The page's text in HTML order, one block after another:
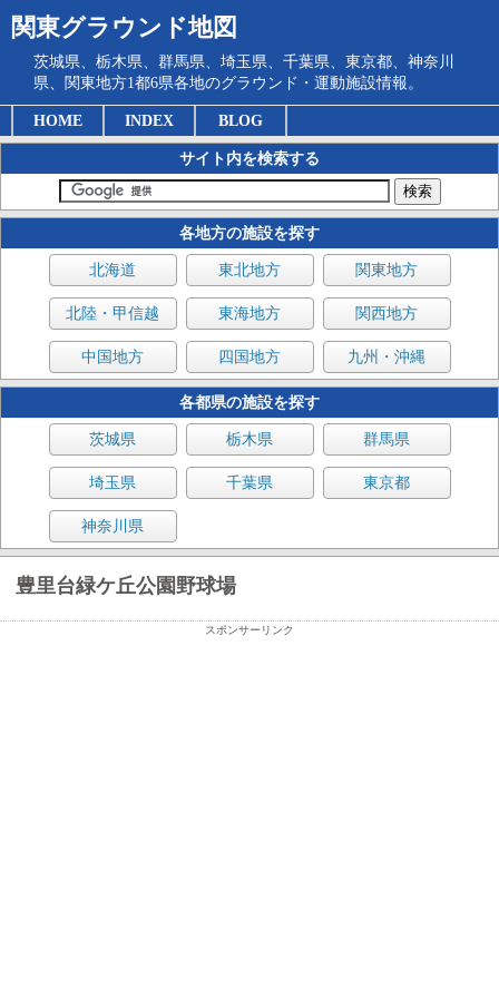
関東グラウンド地図
茨城県、栃木県、群馬県、埼玉県、千葉県、東京都、神奈川
県、関東地方1都6県各地のグラウンド・運動施設情報。
HOME INDEX BLOG
サイト内を検索する
各地方の施設を探す
北海道 東北地方 関東地方
北陸・甲信越 東海地方 関西地方
中国地方 四国地方 九州・沖縄
各都県の施設を探す
茨城県 栃木県 群馬県
埼玉県 千葉県 東京都
神奈川県
豊里台緑ケ丘公園野球場
スポンサーリンク